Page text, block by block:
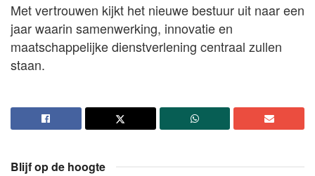
Met vertrouwen kijkt het nieuwe bestuur uit naar een
jaar waarin samenwerking, innovatie en
maatschappelijke dienstverlening centraal zullen
staan.
Blijf op de hoogte